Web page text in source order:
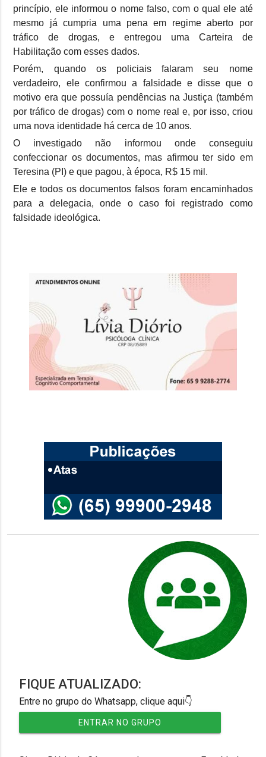
princípio, ele informou o nome falso, com o qual ele até
mesmo já cumpria uma pena em regime aberto por
tráfico de drogas, e entregou uma Carteira de
Habilitação com esses dados.
Porém, quando os policiais falaram seu nome
verdadeiro, ele confirmou a falsidade e disse que o
motivo era que possuía pendências na Justiça (também
por tráfico de drogas) com o nome real e, por isso, criou
uma nova identidade há cerca de 10 anos.
O investigado não informou onde conseguiu
confeccionar os documentos, mas afirmou ter sido em
Teresina (PI) e que pagou, à época, R$ 15 mil.
Ele e todos os documentos falsos foram encaminhados
para a delegacia, onde o caso foi registrado como
falsidade ideológica.
FIQUE ATUALIZADO:
Entre no grupo do Whatsapp, clique aqui👇
ENTRAR NO GRUPO